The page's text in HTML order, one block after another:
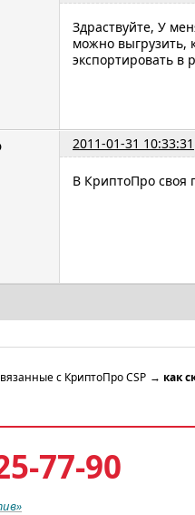
Здраствуйте, У
можно выгрузить,
экспортировать в
2011-01-31 10:33:31
В КриптоПро своя
с КриптоПро CSP → как
77-90